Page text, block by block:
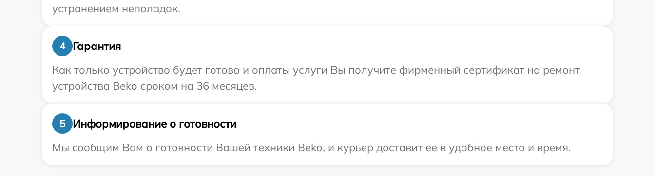
устранением неполадок.
4
Гарантия
Как только устройство будет готово и оплаты услуги Вы получите фирменный сертификат на ремонт
устройства Beko сроком на 36 месяцев.
5
Информирование о готовности
Мы сообщим Вам о готовности Вашей техники Beko, и курьер доставит ее в удобное место и время.